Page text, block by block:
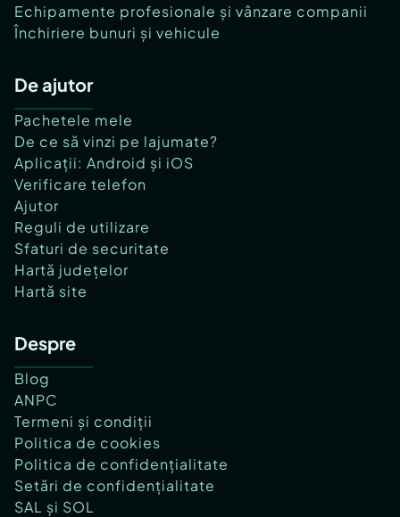
Echipamente profesionale și vânzare companii
Închiriere bunuri și vehicule
De ajutor
Pachetele mele
De ce să vinzi pe lajumate?
Aplicații: Android și iOS
Verificare telefon
Ajutor
Reguli de utilizare
Sfaturi de securitate
Hartă județelor
Hartă site
Despre
Blog
ANPC
Termeni și condiții
Politica de cookies
Politica de confidențialitate
Setări de confidențialitate
SAL și SOL